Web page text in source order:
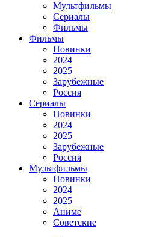
Мультфильмы
Сериалы
Фильмы
Фильмы
Новинки
2024
2025
Зарубежные
Россия
Сериалы
Новинки
2024
2025
Зарубежные
Россия
Мультфильмы
Новинки
2024
2025
Аниме
Советские